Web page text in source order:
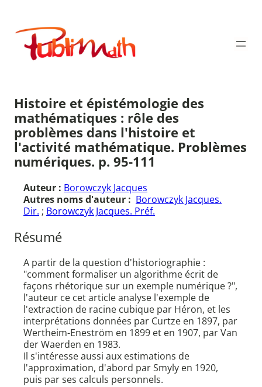
contenu
Publimath
Histoire et épistémologie des
mathématiques : rôle des
problèmes dans l'histoire et
l'activité mathématique. Problèmes
numériques. p. 95-111
Auteur : Borowczyk Jacques
Autres noms d'auteur : Borowczyk Jacques.
Dir. ; Borowczyk Jacques. Préf.
Résumé
A partir de la question d'historiographie :
"comment formaliser un algorithme écrit de
façons rhétorique sur un exemple numérique ?",
l'auteur ce cet article analyse l'exemple de
l'extraction de racine cubique par Héron, et les
interprétations données par Curtze en 1897, par
Wertheim-Eneström en 1899 et en 1907, par Van
der Waerden en 1983.
Il s'intéresse aussi aux estimations de
l'approximation, d'abord par Smyly en 1920,
puis par ses calculs personnels.